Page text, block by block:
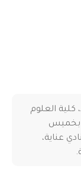
العلوم
عناية،